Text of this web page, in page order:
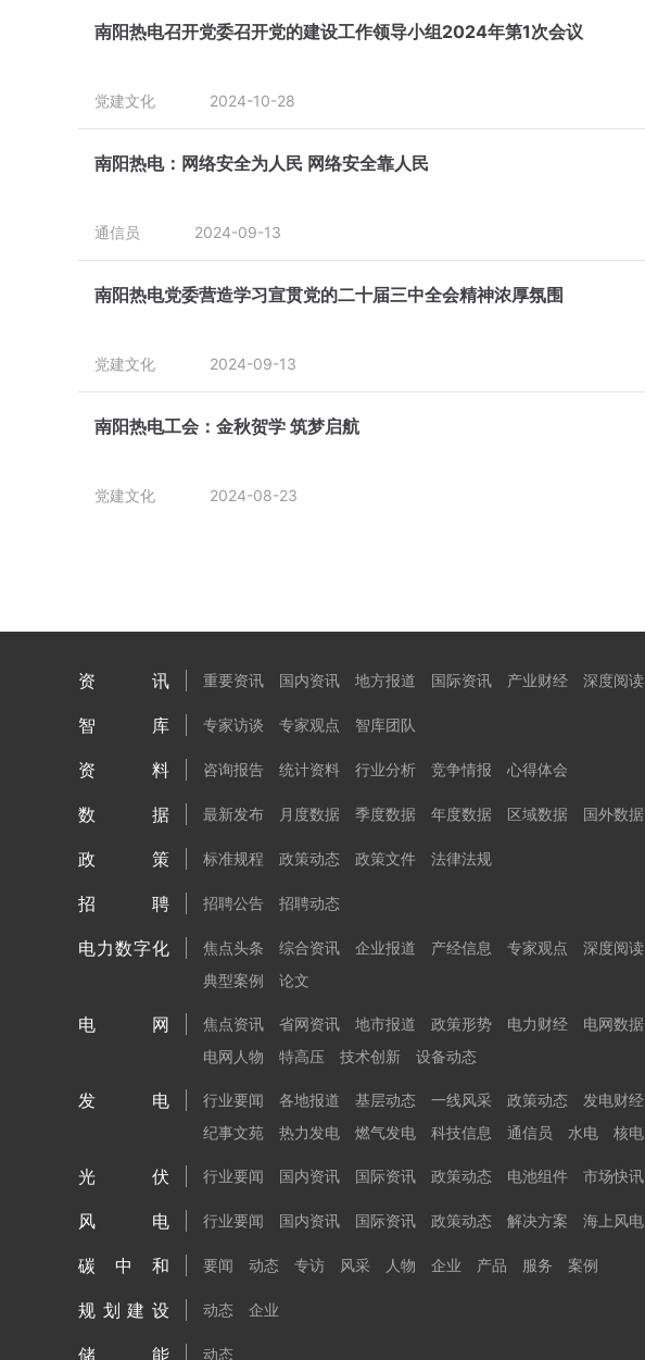
南阳热电召开党委召开党的建设工作领导小组2024年第1次会议
党建文化 2024-10-28
南阳热电：网络安全为人民 网络安全靠人民
通信员 2024-09-13
南阳热电党委营造学习宣贯党的二十届三中全会精神浓厚氛围
党建文化 2024-09-13
南阳热电工会：金秋贺学 筑梦启航
党建文化 2024-08-23
资讯 重要资讯 国内资讯 地方报道 国际资讯 产业财经 深度阅读
智库 专家访谈 专家观点 智库团队
资料 咨询报告 统计资料 行业分析 竞争情报 心得体会
数据 最新发布 月度数据 季度数据 年度数据 区域数据 国外数据
政策 标准规程 政策动态 政策文件 法律法规
招聘 招聘公告 招聘动态
电力数字化 焦点头条 综合资讯 企业报道 产经信息 专家观点 深度阅读
典型案例
论文
电网 焦点资讯 省网资讯 地市报道 政策形势 电力财经 电网数据
电网人物
特高压 技术创新 设备动态
发电 行业要闻 各地报道 基层动态 一线风采 政策动态 发电财经
纪事文苑
热力发电 燃气发电 科技信息 通信员 水电 核电
光伏 行业要闻 国内资讯 国际资讯 政策动态 电池组件 市场快讯
风电 行业要闻 国内资讯 国际资讯 政策动态 解决方案 海上风电
碳中和 要闻 动态 专访 风采 人物 企业 产品 服务 案例
规划建设 动态 企业
储能 动态